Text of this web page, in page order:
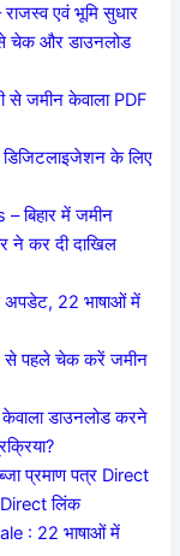
एवं भूमि सुधार
ऐसे चेक और डाउनलोड
जमीन केवाला PDF
के लिए
बिहार में जमीन
ने कर दी दाखिल
22 भाषाओं में
से पहले चेक करें जमीन
डाउनलोड करने
प्रमाण पत्र Direct
लिंक
: 22 भाषाओं में